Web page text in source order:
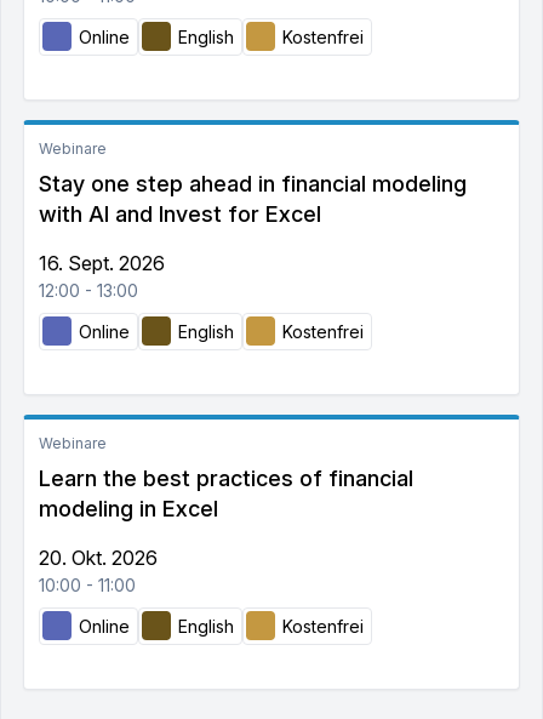
Online
English Kostenfrei
Webinare
Stay one step ahead in financial modeling
with AI and Invest for Excel
16. Sept. 2026
12:00 - 13:00
Online
English Kostenfrei
Webinare
Learn the best practices of financial
modeling in Excel
20. Okt. 2026
10:00 - 11:00
Online
English Kostenfrei